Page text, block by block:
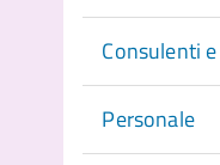
Consulenti
Personale